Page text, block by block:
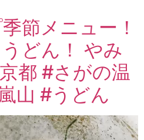
節メニュー！
どん！ やみ
都 #さがの温
山 #うどん